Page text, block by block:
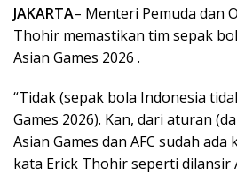
JAKARTA– Menteri Pemuda dan
Thohir memastikan tim sepak
Asian Games 2026 .
“Tidak (sepak bola Indonesia
Games 2026). Kan, dari aturan
Asian Games dan AFC sudah
kata Erick Thohir seperti dilansir